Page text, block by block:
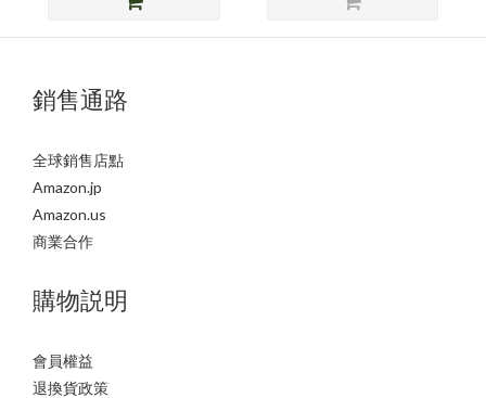
銷售通路
全球銷售店點
Amazon.jp
Amazon.us
商業合作
購物説明
會員權益
退換貨政策